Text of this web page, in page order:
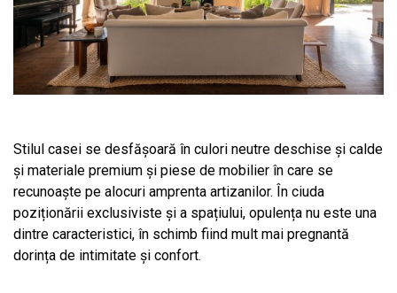
Stilul casei se desfășoară în culori neutre deschise și calde
și materiale premium și piese de mobilier în care se
recunoaște pe alocuri amprenta artizanilor. În ciuda
poziționării exclusiviste și a spațiului, opulența nu este una
dintre caracteristici, în schimb fiind mult mai pregnantă
dorința de intimitate și confort.